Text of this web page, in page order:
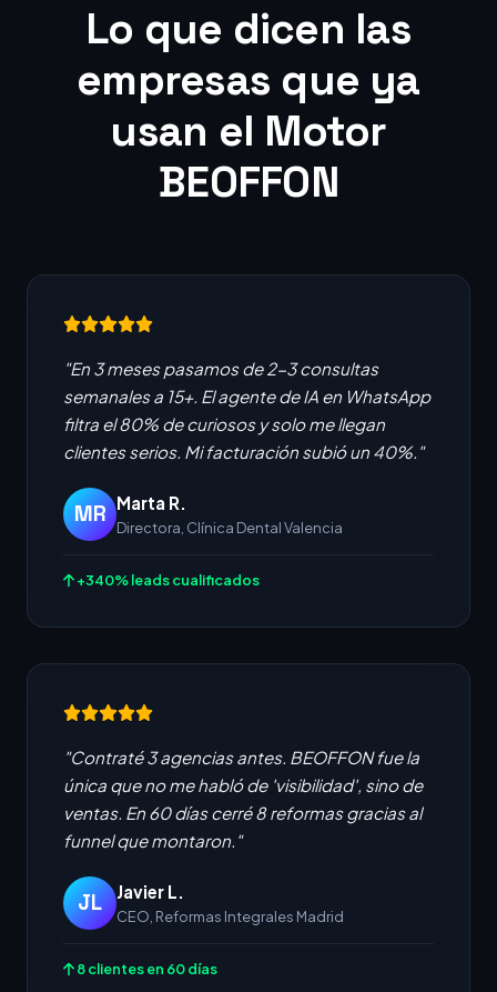
Lo que dicen las
empresas que ya
usan el Motor
BEOFFON
"En 3 meses pasamos de 2-3 consultas
semanales a 15+. El agente de IA en WhatsApp
filtra el 80% de curiosos y solo me llegan
clientes serios. Mi facturación subió un 40%."
MR Marta R.
Directora, Clínica Dental Valencia
+340% leads cualificados
"Contraté 3 agencias antes. BEOFFON fue la
única que no me habló de 'visibilidad', sino de
ventas. En 60 días cerré 8 reformas gracias al
funnel que montaron."
JL Javier L.
CEO, Reformas Integrales Madrid
8 clientes en 60 días